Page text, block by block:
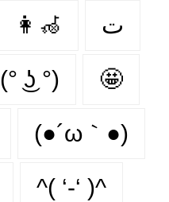
👩‍🦽‍ ت
(° ͜ʖ °) 🤩
(●´ω｀●)
^( ‘-‘ )^